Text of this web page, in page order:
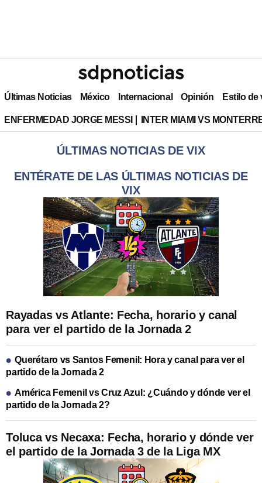
Últimas Noticias México Internacional Opinión Estilo de
ENFERMEDAD JORGE MESSI INTER MIAMI VS
ÚLTIMAS NOTICIAS DE VIX
ENTÉRATE DE LAS ÚLTIMAS NOTICIAS DE
VIX
Toluca vs Necaxa: Fecha, horario y dónde ver
el partido de la Jornada 3 de la Liga MX
Rayadas vs Atlante: Fecha, horario y canal
para ver el partido de la Jornada 2
Querétaro vs Santos Femenil: Hora y canal para ver el
partido de la Jornada 2
América Femenil vs Cruz Azul: ¿Cuándo y dónde ver el
partido de la Jornada 2?